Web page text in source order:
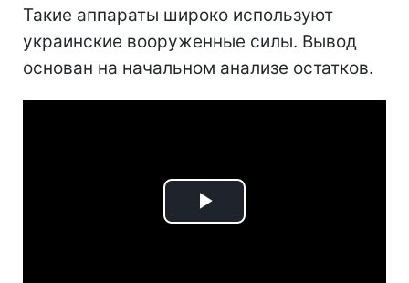
Такие аппараты широко используют
украинские вооруженные силы. Вывод
основан на начальном анализе остатков.
Play